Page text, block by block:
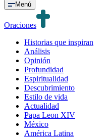
Menú
Oraciones
Historias que inspiran
Análisis
Opinión
Profundidad
Espiritualidad
Descubrimiento
Estilo de vida
Actualidad
Papa Leon XIV
México
América Latina